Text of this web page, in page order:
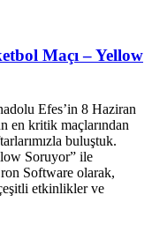
Maçı – Yellow
Efes’in 8 Haziran
en kritik maçlarından
buluştuk.
Soruyor” ile
Software olarak,
etkinlikler ve